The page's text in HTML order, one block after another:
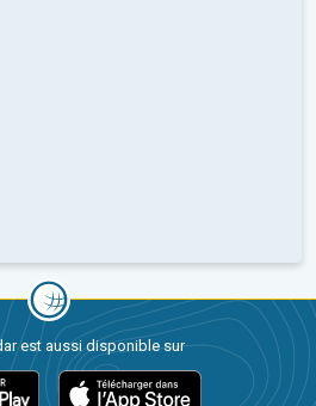
est aussi disponible sur